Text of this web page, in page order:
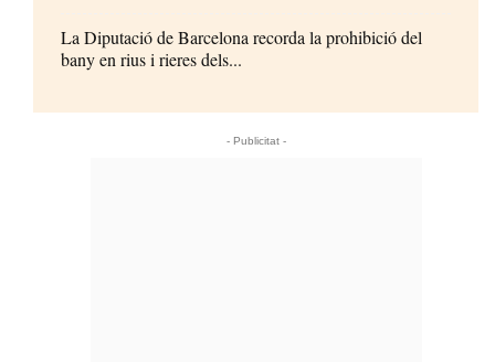
La Diputació de Barcelona recorda la prohibició del
bany en rius i rieres dels...
- Publicitat -